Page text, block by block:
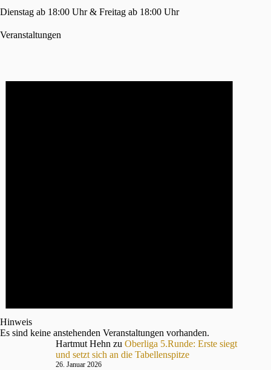
Dienstag ab 18:00 Uhr & Freitag ab 18:00 Uhr
Veranstaltungen
Hinweis
Es sind keine anstehenden Veranstaltungen vorhanden.
Hartmut Hehn zu Oberliga 5.Runde: Erste siegt
und setzt sich an die Tabellenspitze
26. Januar 2026